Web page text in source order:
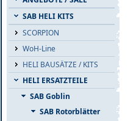
SAB HELI KITS
SCORPION
WoH-Line
HELI BAUSÄTZE / KITS
HELI ERSATZTEILE
SAB Goblin
SAB Rotorblätter